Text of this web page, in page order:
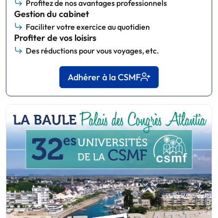
Profitez de nos avantages professionnels
Gestion du cabinet
Faciliter votre exercice au quotidien
Profiter de vos loisirs
Des réductions pour vous voyages, etc.
Adhérer à la CSMF